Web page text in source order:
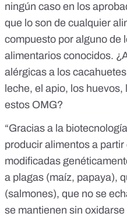
ningún caso en los
que lo son de cualquier
compuesto por alguno de
alimentarios conocidos.
alérgicas a los
leche, el apio, los
estos OMG?
“Gracias a la
producir alimentos a
modificadas
a plagas (maíz, papaya),
(salmones), que no se
se mantienen sin